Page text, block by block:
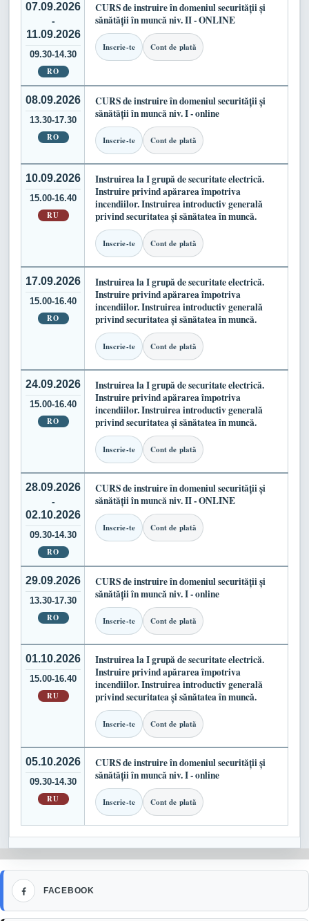
07.09.2026
-
11.09.2026
09.30-14.30
RO
CURS de instruire în domeniul securității și
sănătății în muncă niv. II - ONLINE
Inscrie-te Cont de plată
08.09.2026
13.30-17.30
RO
CURS de instruire în domeniul securității și
sănătății în muncă niv. I - online
Inscrie-te Cont de plată
10.09.2026
15.00-16.40
RU
Instruirea la I grupă de securitate electrică.
Instruire privind apărarea împotriva
incendiilor. Instruirea introductiv generală
privind securitatea și sănătatea în muncă.
Inscrie-te Cont de plată
17.09.2026
15.00-16.40
RO
Instruirea la I grupă de securitate electrică.
Instruire privind apărarea împotriva
incendiilor. Instruirea introductiv generală
privind securitatea și sănătatea în muncă.
Inscrie-te Cont de plată
24.09.2026
15.00-16.40
RO
Instruirea la I grupă de securitate electrică.
Instruire privind apărarea împotriva
incendiilor. Instruirea introductiv generală
privind securitatea și sănătatea în muncă.
Inscrie-te Cont de plată
28.09.2026
-
02.10.2026
09.30-14.30
RO
CURS de instruire în domeniul securității și
sănătății în muncă niv. II - ONLINE
Inscrie-te Cont de plată
29.09.2026
13.30-17.30
RO
CURS de instruire în domeniul securității și
sănătății în muncă niv. I - online
Inscrie-te Cont de plată
01.10.2026
15.00-16.40
RU
Instruirea la I grupă de securitate electrică.
Instruire privind apărarea împotriva
incendiilor. Instruirea introductiv generală
privind securitatea și sănătatea în muncă.
Inscrie-te Cont de plată
05.10.2026
09.30-14.30
RU
CURS de instruire în domeniul securității și
sănătății în muncă niv. I - online
Inscrie-te Cont de plată
FACEBOOK
Facebook